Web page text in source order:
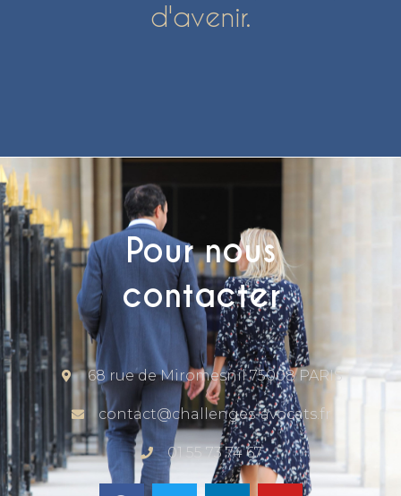
d'avenir.
Pour nous
contacter
68 rue de Miromesnil 75008 PARIS
contact@challenges-avocats.fr
01 55 73 74 67